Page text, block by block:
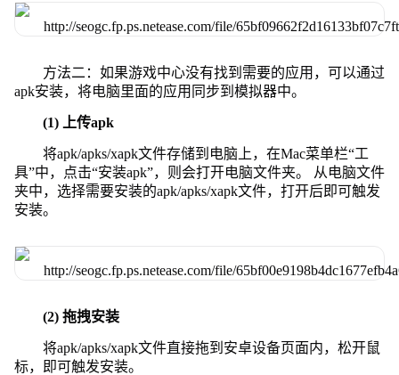
方法二：如果游戏中心没有找到需要的应用，可以通过
apk安装，将电脑里面的应用同步到模拟器中。
(1) 上传apk
将apk/apks/xapk文件存储到电脑上，在Mac菜单栏“工
具”中，点击“安装apk”，则会打开电脑文件夹。 从电脑文件
夹中，选择需要安装的apk/apks/xapk文件，打开后即可触发
安装。
(2) 拖拽安装
将apk/apks/xapk文件直接拖到安卓设备页面内，松开鼠
标，即可触发安装。